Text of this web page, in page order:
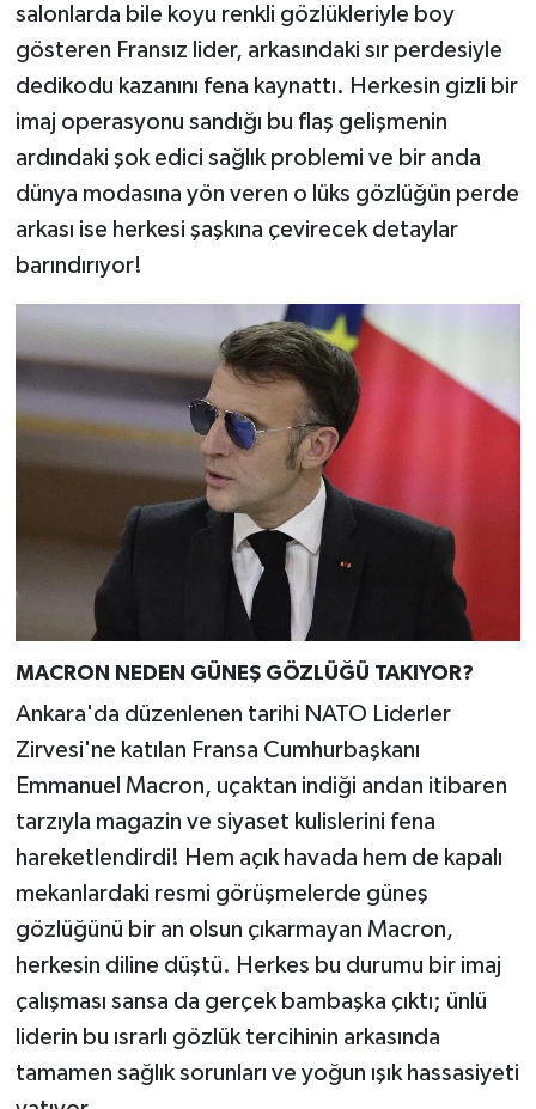
salonlarda bile koyu renkli gözlükleriyle boy
gösteren Fransız lider, arkasındaki sır perdesiyle
dedikodu kazanını fena kaynattı. Herkesin gizli bir
imaj operasyonu sandığı bu flaş gelişmenin
ardındaki şok edici sağlık problemi ve bir anda
dünya modasına yön veren o lüks gözlüğün perde
arkası ise herkesi şaşkına çevirecek detaylar
barındırıyor!
MACRON NEDEN GÜNEŞ GÖZLÜĞÜ TAKIYOR?
Ankara'da düzenlenen tarihi NATO Liderler
Zirvesi'ne katılan Fransa Cumhurbaşkanı
Emmanuel Macron, uçaktan indiği andan itibaren
tarzıyla magazin ve siyaset kulislerini fena
hareketlendirdi! Hem açık havada hem de kapalı
mekanlardaki resmi görüşmelerde güneş
gözlüğünü bir an olsun çıkarmayan Macron,
herkesin diline düştü. Herkes bu durumu bir imaj
çalışması sansa da gerçek bambaşka çıktı; ünlü
liderin bu ısrarlı gözlük tercihinin arkasında
tamamen sağlık sorunları ve yoğun ışık hassasiyeti